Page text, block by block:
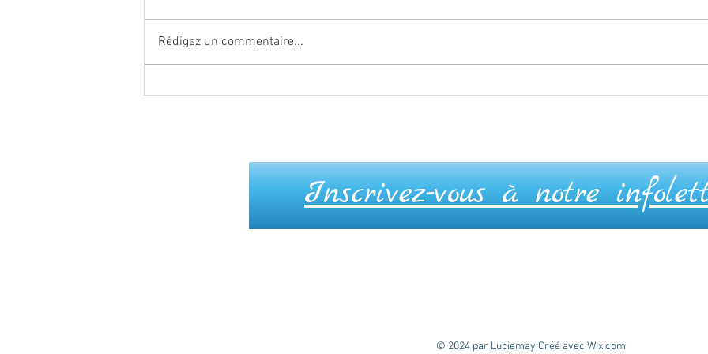
Se nourrir de Paix…
Rédigez un commentaire...
Inscrivez-vous à notre
© 2024 par Luciemay Créé avec Wix.com